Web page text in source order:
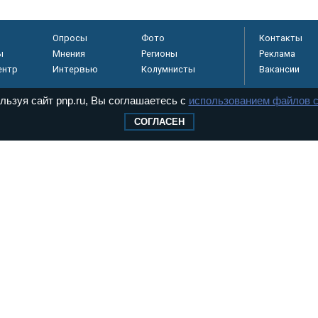
Опросы
Фото
Мнения
Регионы
Интервью Колумнисты
Контакты
Реклама
Вакансии
и
сайт pnp.ru, Вы соглашаетесь с использованием файлов
СОГЛАСЕН